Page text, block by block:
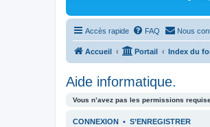
Accès rapide FAQ Nous
Accueil Portail Index du
Aide informatique.
Vous n’avez pas les permissions
CONNEXION • S’ENREGISTRER